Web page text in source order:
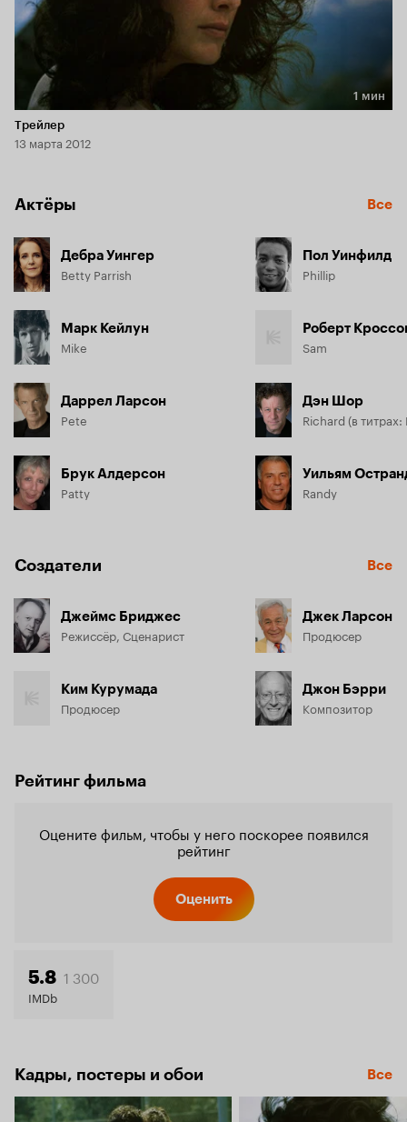
Длительность 1 мин
1 мин
Трейлер
13 марта 2012
Актёры Все
Дебра Уингер
Betty Parrish
Марк Кейлун
Mike
Даррел Ларсон
Pete
Брук Алдерсон
Patty
Пол Уинфилд
Phillip
Роберт
Sam
Дэн Шор
Richard (в
Уильям
Randy
Создатели Все
Джеймс Бриджес
Режиссёр, Сценарист
Ким Курумада
Продюсер
Джек Ларсон
Продюсер
Джон Бэрри
Композитор
Рейтинг фильма
Оцените фильм, чтобы у него поскорее появился
рейтинг
Оценить
5.8 1 300
IMDb
Кадры, постеры и обои Все